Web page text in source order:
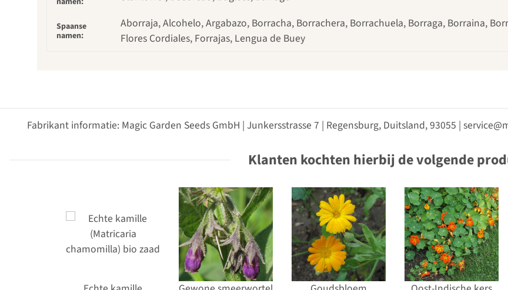
Spaanse
namen:
Aborraja, Alcohelo, Argabazo, Borracha, Borrachera, Borrachuela, Borraga, Borraina,
Flores Cordiales, Forrajas, Lengua de Buey
Fabrikant informatie: Magic Garden Seeds GmbH | Junkersstrasse 7 | Regensburg, Duitsland, 93055 |
Klanten kochten hierbij de volgende